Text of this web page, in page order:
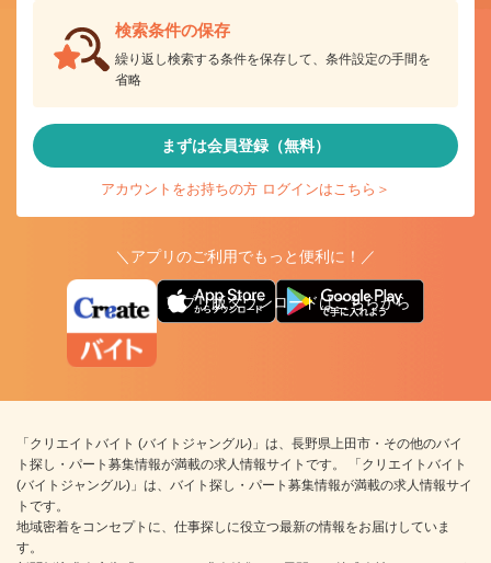
検索条件の保存
繰り返し検索する条件を保存して、条件設定の手間を
省略
まずは会員登録（無料）
アカウントをお持ちの方 ログインはこちら＞
＼アプリのご利用でもっと便利に！／
アプリ版ダウンロードはこちらから
「クリエイトバイト (バイトジャングル)」は、長野県上田市・その他のバイ
ト探し・パート募集情報が満載の求人情報サイトです。 「クリエイトバイト
(バイトジャングル)」は、バイト探し・パート募集情報が満載の求人情報サイ
トです。
地域密着をコンセプトに、仕事探しに役立つ最新の情報をお届けしていま
す。